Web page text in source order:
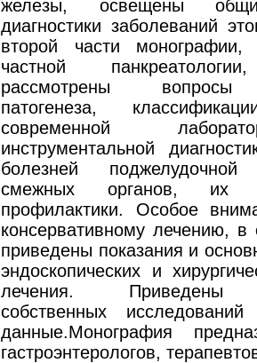
железы, освещены
диагностики заболеваний
второй части монографии,
частной
рассмотрены вопросы
патогенеза,
современной
инструментальной
болезней
смежных органов, их
профилактики. Особое
консервативному лечению, в
приведены показания и
эндоскопических и
лечения. Приведены
собственных
данные.Монография
гастроэнтерологов,